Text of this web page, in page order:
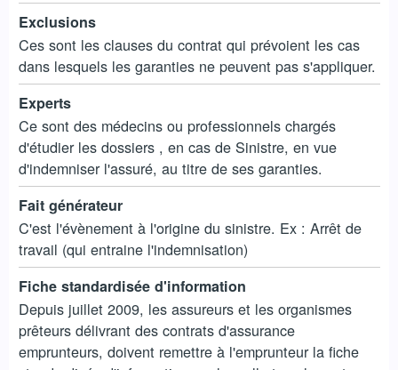
Exclusions
Ces sont les clauses du contrat qui prévoient les cas
dans lesquels les garanties ne peuvent pas s'appliquer.
Experts
Ce sont des médecins ou professionnels chargés
d'étudier les dossiers , en cas de Sinistre, en vue
d'indemniser l'assuré, au titre de ses garanties.
Fait générateur
C'est l'évènement à l'origine du sinistre. Ex : Arrêt de
travail (qui entraine l'indemnisation)
Fiche standardisée d'information
Depuis juillet 2009, les assureurs et les organismes
prêteurs délivrant des contrats d'assurance
emprunteurs, doivent remettre à l'emprunteur la fiche